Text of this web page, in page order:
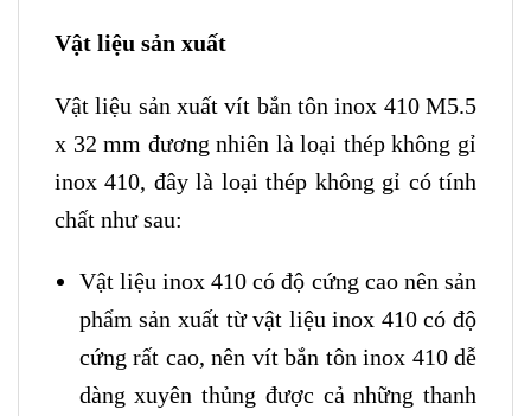
Vật liệu sản xuất
Vật liệu sản xuất vít bắn tôn inox 410 M5.5
x 32 mm đương nhiên là loại thép không gỉ
inox 410, đây là loại thép không gỉ có tính
chất như sau:
Vật liệu inox 410 có độ cứng cao nên sản
phẩm sản xuất từ vật liệu inox 410 có độ
cứng rất cao, nên vít bắn tôn inox 410 dễ
dàng xuyên thủng được cả những thanh